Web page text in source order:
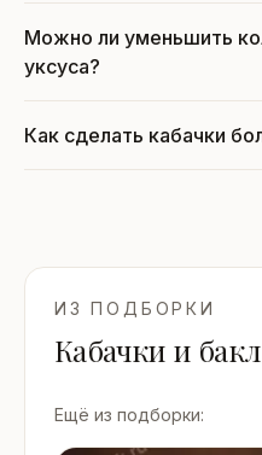
Можно ли уменьшить
уксуса?
Как сделать кабачки
ИЗ ПОДБОРКИ
Кабачки и
Ещё из подборки: